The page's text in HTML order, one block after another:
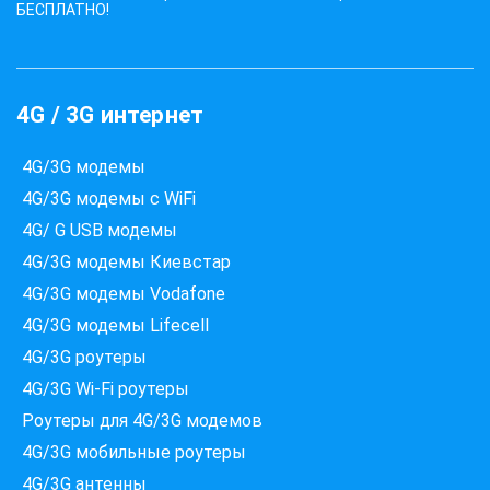
БЕСПЛАТНО!
4G / 3G интернет
4G/3G модемы
4G/3G модемы с WiFi
4G/ G USB модемы
4G/3G модемы Киевстар
4G/3G модемы Vodafone
4G/3G модемы Lifecell
4G/3G роутеры
4G/3G Wi-Fi роутеры
Роутеры для 4G/3G модемов
4G/3G мобильные роутеры
4G/3G антенны
Які провайдери працюють
за вашою адресою?
Перевірте доступність інтернету за 30 секунд